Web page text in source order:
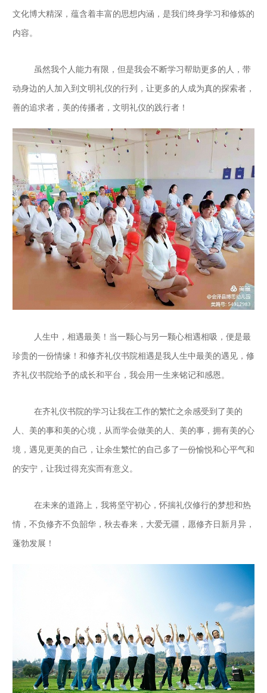
文化博大精深，蕴含着丰富的思想内涵，是我们终身学习和修炼的
内容。
虽然我个人能力有限，但是我会不断学习帮助更多的人，带
动身边的人加入到文明礼仪的行列，让更多的人成为真的探索者，
善的追求者，美的传播者，文明礼仪的践行者！
人生中，相遇最美！当一颗心与另一颗心相遇相吸，便是最
珍贵的一份情缘！和修齐礼仪书院相遇是我人生中最美的遇见，修
齐礼仪书院给予的成长和平台，我会用一生来铭记和感恩。
在齐礼仪书院的学习让我在工作的繁忙之余感受到了美的
人、美的事和美的心境，从而学会做美的人、美的事，拥有美的心
境，遇见更美的自己，让余生繁忙的自己多了一份愉悦和心平气和
的安宁，让我过得充实而有意义。
在未来的道路上，我将坚守初心，怀揣礼仪修行的梦想和热
情，不负修齐不负韶华，秋去春来，大爱无疆，愿修齐日新月异，
蓬勃发展！